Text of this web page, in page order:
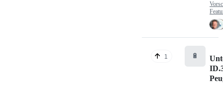
1 🔋